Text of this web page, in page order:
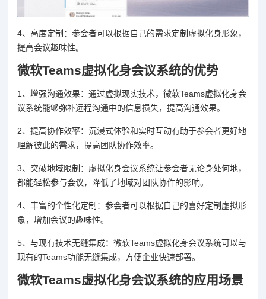
4、高度定制：参会者可以根据自己的需求定制虚拟化身形象，
提高会议趣味性。
微软Teams虚拟化身会议系统的优势
1、增强沟通效果：通过虚拟现实技术，微软Teams虚拟化身会
议系统能够弥补远程沟通中的信息损失，提高沟通效果。
2、提高协作效率：沉浸式体验和实时互动有助于参会者更好地
理解彼此的需求，提高团队协作效率。
3、突破地域限制：虚拟化身会议系统让参会者无论身处何地，
都能轻松参与会议，降低了地域对团队协作的影响。
4、丰富的个性化定制：参会者可以根据自己的喜好定制虚拟形
象，增加会议的趣味性。
5、与现有技术无缝集成：微软Teams虚拟化身会议系统可以与
现有的Teams功能无缝集成，方便企业快速部署。
微软Teams虚拟化身会议系统的应用场景